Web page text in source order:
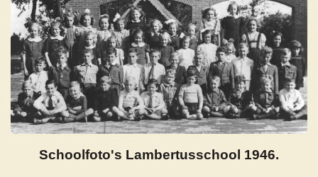
Schoolfoto's Lambertusschool 1946.